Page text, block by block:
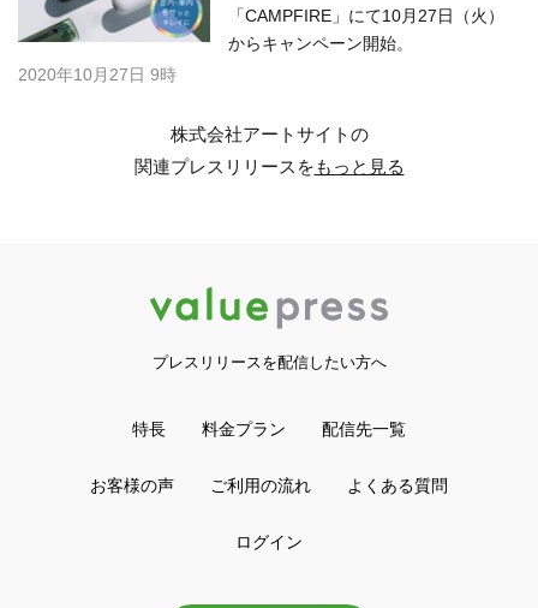
「CAMPFIRE」にて10月27日（火）
からキャンペーン開始。
2020年10月27日 9時
株式会社アートサイトの
関連プレスリリースをもっと見る
プレスリリースを配信したい方へ
特長 料金プラン 配信先一覧
お客様の声 ご利用の流れ よくある質問
ログイン